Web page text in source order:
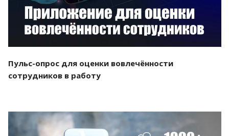
Пульс-опрос для оценки вовлечённости
сотрудников в работу